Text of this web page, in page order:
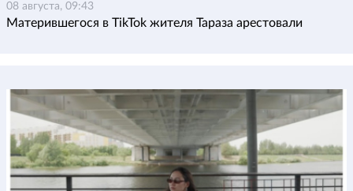
08 августа, 09:43
Матерившегося в TikTok жителя Тараза арестовали